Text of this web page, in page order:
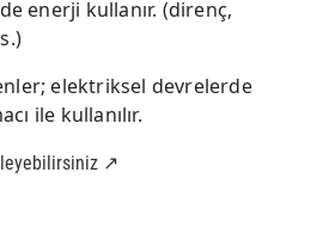
enerji kullanır. (direnç,
elektriksel devrelerde
ile kullanılır.
↗